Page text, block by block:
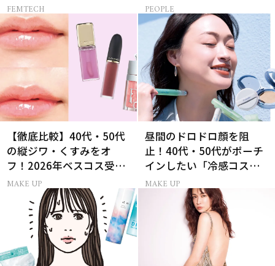
差婚の悲しい末路
FEMTECH
集まる理由は…
PEOPLE
【徹底比較】40代・50代
の縦ジワ・くすみをオ
フ！2026年ベスコス受賞
リキッドルージュ3選
MAKE UP
昼間のドロドロ顔を阻
止！40代・50代がポーチ
インしたい「冷感コス
メ」5選
MAKE UP